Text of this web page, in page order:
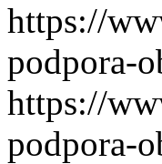
https://
podpora-
https://
podpora-